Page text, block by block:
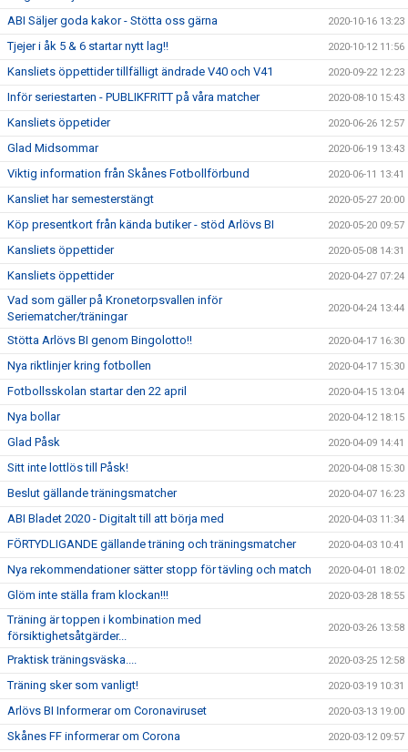
ABI Säljer goda kakor - Stötta oss gärna 2020-10-16 13:23
Tjejer i åk 5 & 6 startar nytt lag!! 2020-10-12 11:56
Kansliets öppettider tillfälligt ändrade V40 och V41 2020-09-22 12:23
Inför seriestarten - PUBLIKFRITT på våra matcher 2020-08-10 15:43
Kansliets öppetider 2020-06-26 12:57
Glad Midsommar 2020-06-19 13:43
Viktig information från Skånes Fotbollförbund 2020-06-11 13:41
Kansliet har semesterstängt 2020-05-27 20:00
Köp presentkort från kända butiker - stöd Arlövs BI 2020-05-20 09:57
Kansliets öppettider 2020-05-08 14:31
Kansliets öppettider 2020-04-27 07:24
Vad som gäller på Kronetorpsvallen inför
Seriematcher/träningar
2020-04-24 13:44
Stötta Arlövs BI genom Bingolotto!! 2020-04-17 16:30
Nya riktlinjer kring fotbollen 2020-04-17 15:30
Fotbollsskolan startar den 22 april 2020-04-15 13:04
Nya bollar 2020-04-12 18:15
Glad Påsk 2020-04-09 14:41
Sitt inte lottlös till Påsk! 2020-04-08 15:30
Beslut gällande träningsmatcher 2020-04-07 16:23
ABI Bladet 2020 - Digitalt till att börja med 2020-04-03 11:34
FÖRTYDLIGANDE gällande träning och träningsmatcher 2020-04-03 10:41
Nya rekommendationer sätter stopp för tävling och match 2020-04-01 18:02
Glöm inte ställa fram klockan!!! 2020-03-28 18:55
Träning är toppen i kombination med
försiktighetsåtgärder...
2020-03-26 13:58
Praktisk träningsväska.... 2020-03-25 12:58
Träning sker som vanligt! 2020-03-19 10:31
Arlövs BI Informerar om Coronaviruset 2020-03-13 19:00
Skånes FF informerar om Corona 2020-03-12 09:57